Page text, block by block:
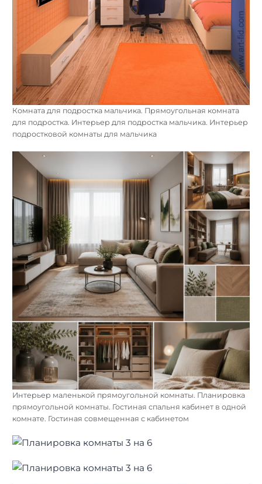
Комната для подростка мальчика. Прямоугольная комната
для подростка. Интерьер для подростка мальчика. Интерьер
подростковой комнаты для мальчика
Интерьер маленькой прямоугольной комнаты. Планировка
прямоугольной комнаты. Гостиная спальня кабинет в одной
комнате. Гостиная совмещенная с кабинетом